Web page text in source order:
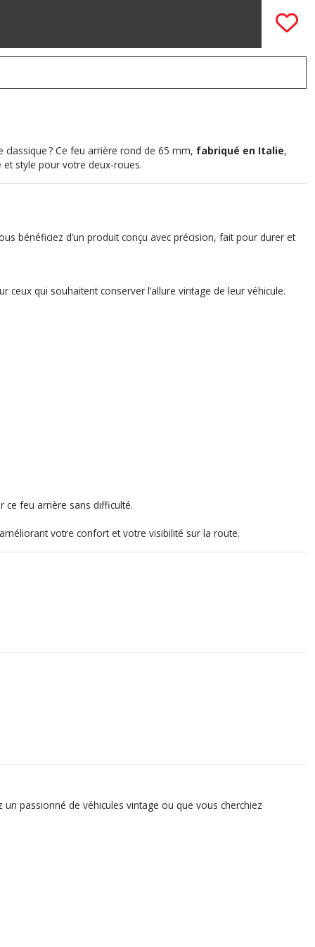
? Ce feu arrière rond de 65 mm, fabriqué en Italie,
style pour votre deux-roues.
bénéficiez d’un produit conçu avec précision, fait pour durer et
qui souhaitent conserver l’allure vintage de leur véhicule.
ce feu arrière sans difficulté.
votre confort et votre visibilité sur la route.
passionné de véhicules vintage ou que vous cherchiez